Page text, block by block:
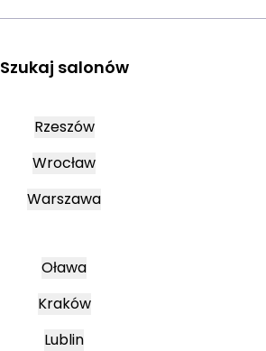
Szukaj salonów
Rzeszów
Wrocław
Warszawa
Oława
Kraków
Lublin